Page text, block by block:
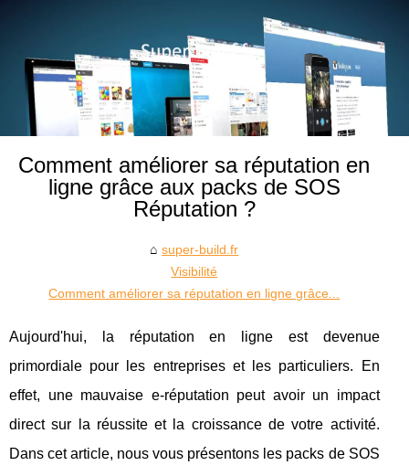
Comment améliorer sa réputation en
ligne grâce aux packs de SOS
Réputation ?
super-build.fr
Visibilité
Comment améliorer sa réputation en ligne grâce...
Aujourd'hui, la réputation en ligne est devenue
primordiale pour les entreprises et les particuliers. En
effet, une mauvaise e-réputation peut avoir un impact
direct sur la réussite et la croissance de votre activité.
Dans cet article, nous vous présentons les packs de SOS